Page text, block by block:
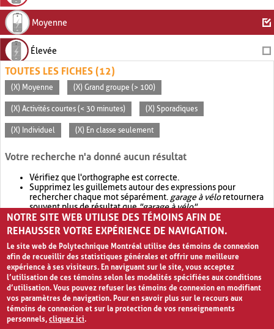
Moyenne
Élevée
TOUTES LES FICHES (12)
(X) Moyenne (X) Grand groupe (> 100)
(X) Activités courtes (< 30 minutes) (X) Sporadiques
(X) Individuel (X) En classe seulement
Votre recherche n'a donné aucun résultat
Vérifiez que l'orthographe est correcte.
Supprimez les guillemets autour des expressions pour
rechercher chaque mot séparément. garage à véloretournera
souvent plus de résultat que"garage à vélo".
Envisagez d'élargir votre recherche avec OR.garage OR vélo
retournera souvent plus de résultat quegarage à vélo
NOTRE SITE WEB UTILISE DES TÉMOINS AFIN DE
REHAUSSER VOTRE EXPÉRIENCE DE NAVIGATION.
Le site web de Polytechnique Montréal utilise des témoins de connexion
afin de recueillir des statistiques générales et offrir une meilleure
expérience à ses visiteurs. En naviguant sur le site, vous acceptez
l’utilisation de ces témoins selon les modalités spécifiées aux conditions
d’utilisation. Vous pouvez refuser les témoins de connexion en modifiant
vos paramètres de navigation. Pour en savoir plus sur le recours aux
témoins de connexion et sur la protection de vos renseignements
personnels,cliquez ici.